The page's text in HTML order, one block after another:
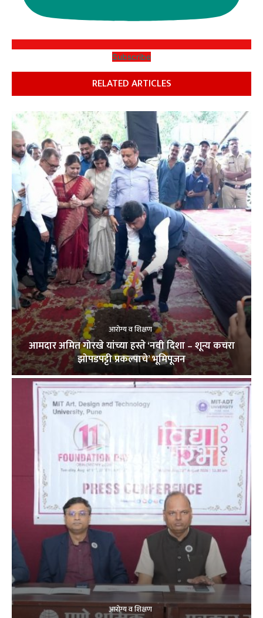
Subscribe
RELATED ARTICLES
आरोग्य व शिक्षण
आमदार अमित गोरखे यांच्या हस्ते ‘नवी दिशा – शून्य कचरा
झोपडपट्टी प्रकल्पाचे’ भूमिपूजन
आरोग्य व शिक्षण